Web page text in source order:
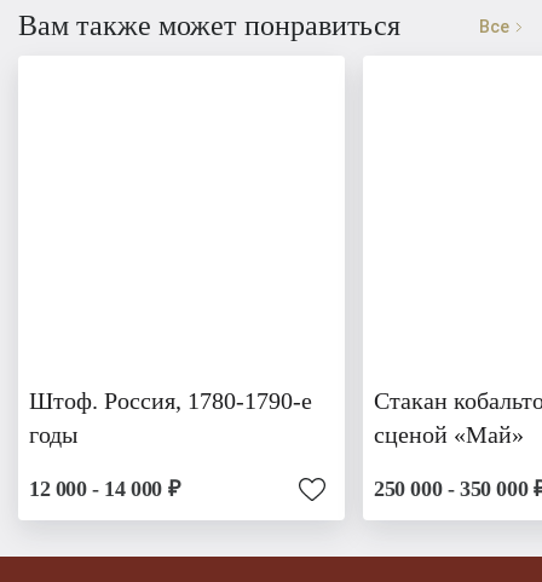
Вам также может понравиться Все
Штоф. Россия, 1780-1790-е
годы
12 000 - 14 000 ₽
Стакан
сценой «Май»
250 000 - 350 000